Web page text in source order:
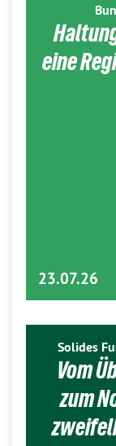
eine
23.07.26
Solides
Vom
zum